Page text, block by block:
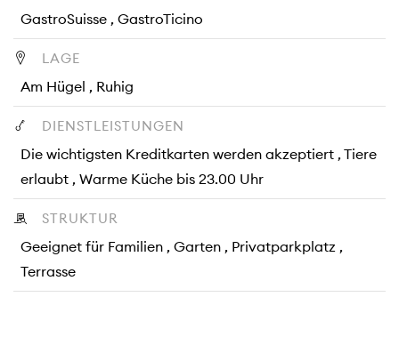
GastroSuisse , GastroTicino
LAGE
Am Hügel , Ruhig
DIENSTLEISTUNGEN
Die wichtigsten Kreditkarten werden akzeptiert , Tiere
erlaubt , Warme Küche bis 23.00 Uhr
STRUKTUR
Geeignet für Familien , Garten , Privatparkplatz ,
Terrasse